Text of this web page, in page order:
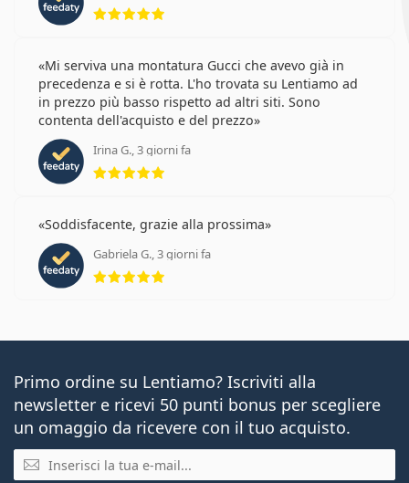
Mi serviva una montatura Gucci che avevo già in
precedenza e si è rotta. L'ho trovata su Lentiamo ad
in prezzo più basso rispetto ad altri siti. Sono
contenta dell'acquisto e del prezzo
Irina G., 3 giorni fa
Soddisfacente, grazie alla prossima
Gabriela G., 3 giorni fa
valutazione 5 di 5
Primo ordine su Lentiamo? Iscriviti alla
newsletter e ricevi 50 punti bonus per scegliere
un omaggio da ricevere con il tuo acquisto.
E-mail